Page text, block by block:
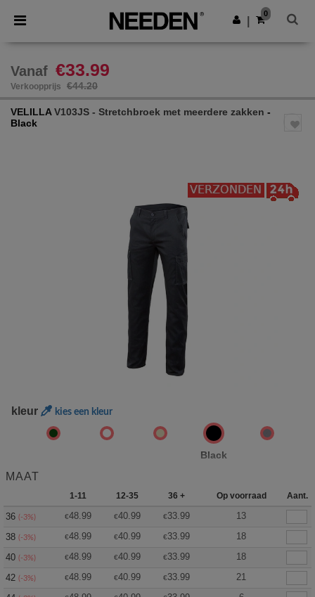
× Needen-app
Betere prijzen in de app!
Download app
0
Vanaf €33.99
Verkoopprijs €44.20
VELILLAV103JS - Stretchbroek met meerdere zakken -
Black
kleur kies een kleur
Black
MAAT
1-11 12-35 36 + Op voorraad Aant.
36 (-3%) €48.99 €40.99 €33.99
13
38 (-3%) €48.99 €40.99 €33.99
18
40 (-3%) €48.99 €40.99 €33.99
18
42 (-3%) €48.99 €40.99 €33.99
21